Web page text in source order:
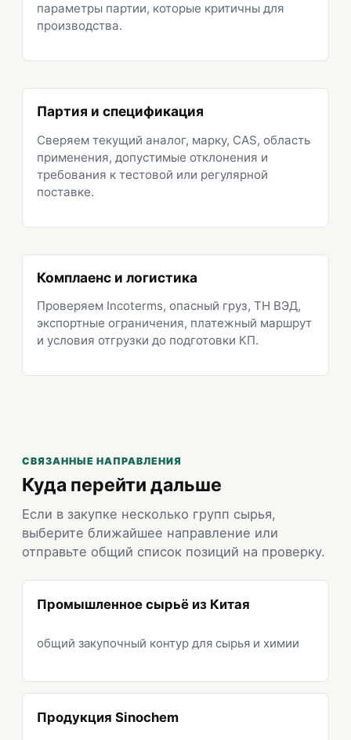
параметры партии, которые критичны для
производства.
Партия и спецификация
Сверяем текущий аналог, марку, CAS, область
применения, допустимые отклонения и
требования к тестовой или регулярной
поставке.
Комплаенс и логистика
Проверяем Incoterms, опасный груз, ТН ВЭД,
экспортные ограничения, платежный маршрут
и условия отгрузки до подготовки КП.
СВЯЗАННЫЕ НАПРАВЛЕНИЯ
Куда перейти дальше
Если в закупке несколько групп сырья,
выберите ближайшее направление или
отправьте общий список позиций на проверку.
Промышленное сырьё из Китая
общий закупочный контур для сырья и химии
Продукция Sinochem